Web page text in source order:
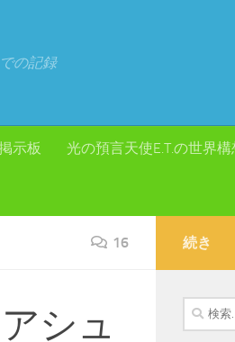
の記録
示板 光の預言天使E.T.の世界構
16
シュ
続き
検
索: